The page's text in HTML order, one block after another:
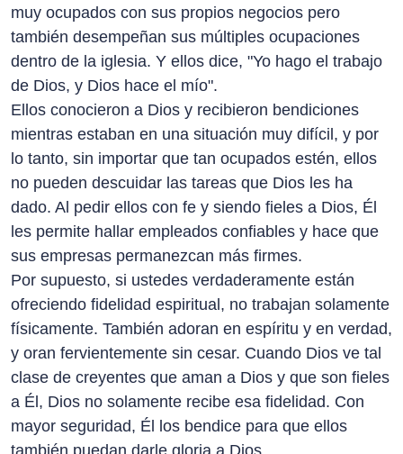
muy ocupados con sus propios negocios pero
también desempeñan sus múltiples ocupaciones
dentro de la iglesia. Y ellos dice, "Yo hago el trabajo
de Dios, y Dios hace el mío".
Ellos conocieron a Dios y recibieron bendiciones
mientras estaban en una situación muy difícil, y por
lo tanto, sin importar que tan ocupados estén, ellos
no pueden descuidar las tareas que Dios les ha
dado. Al pedir ellos con fe y siendo fieles a Dios, Él
les permite hallar empleados confiables y hace que
sus empresas permanezcan más firmes.
Por supuesto, si ustedes verdaderamente están
ofreciendo fidelidad espiritual, no trabajan solamente
físicamente. También adoran en espíritu y en verdad,
y oran fervientemente sin cesar. Cuando Dios ve tal
clase de creyentes que aman a Dios y que son fieles
a Él, Dios no solamente recibe esa fidelidad. Con
mayor seguridad, Él los bendice para que ellos
también puedan darle gloria a Dios.